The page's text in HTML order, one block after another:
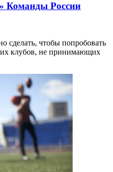
Команды России
сделать, чтобы попробовать
клубов, не принимающих